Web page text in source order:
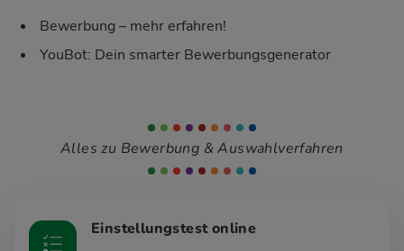
Bewerbung – mehr erfahren!
YouBot: Dein smarter Bewerbungsgenerator
Alles zu Bewerbung & Auswahlverfahren
Einstellungstest online